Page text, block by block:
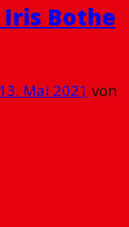
Bothe
13. Mai 2021 von